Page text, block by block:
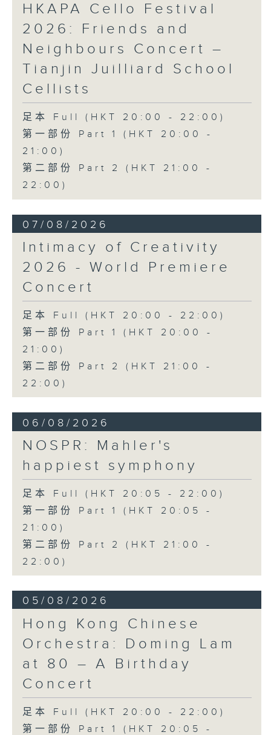
方崬清
《林沖》，作品37 (8’)
F大調第二大提琴奏鳴曲，作品99 (25’)
樸柏
巴格尼尼
羅西尼《摩西在埃及》主題變奏曲（為四把
大提琴改編） (8’)
香港演藝學院主辦
2026年4月20日香港演藝學院區永熙音樂廳
錄音
錄音由香港演藝學院提供
Recorded at Philharmonie, Berlin
on 27/2/2026
柏林愛樂：索奇耶夫指揮白遼士幻想交響曲
賓迪斯–鮑格利（小提琴）｜德利佩萊爾（大
提琴）
柏林愛樂樂團｜索奇耶夫（指揮）
孟德爾遜
布拉姆斯
A小調小提琴與大提琴雙重協奏曲，作品102
(34’)
白遼士
《幻想交響曲》，作品14 (53’)
2026年2月27日柏林愛樂廳錄音
HKAPA Cello Festival
2026: Friends and
Neighbours Concert –
Tianjin Juilliard School
Cellists
足本 Full (HKT 20:00 - 22:00)
第一部份 Part 1 (HKT 20:00 -
21:00)
第二部份 Part 2 (HKT 21:00 -
22:00)
07/08/2026
Intimacy of Creativity
2026 - World Premiere
Concert
足本 Full (HKT 20:00 - 22:00)
第一部份 Part 1 (HKT 20:00 -
21:00)
第二部份 Part 2 (HKT 21:00 -
22:00)
06/08/2026
NOSPR: Mahler's
happiest symphony
足本 Full (HKT 20:05 - 22:00)
第一部份 Part 1 (HKT 20:05 -
21:00)
第二部份 Part 2 (HKT 21:00 -
22:00)
05/08/2026
Hong Kong Chinese
Orchestra: Doming Lam
at 80 – A Birthday
Concert
足本 Full (HKT 20:00 - 22:00)
第一部份 Part 1 (HKT 20:05 -